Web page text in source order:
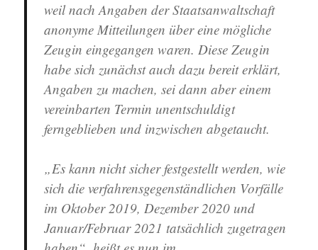
weil nach Angaben der Staatsanwaltschaft
anonyme Mitteilungen über eine mögliche
Zeugin eingegangen waren. Diese Zeugin
habe sich zunächst auch dazu bereit erklärt,
Angaben zu machen, sei dann aber einem
vereinbarten Termin unentschuldigt
ferngeblieben und inzwischen abgetaucht.
„Es kann nicht sicher festgestellt werden, wie
sich die verfahrensgegenständlichen Vorfälle
im Oktober 2019, Dezember 2020 und
Januar/Februar 2021 tatsächlich zugetragen